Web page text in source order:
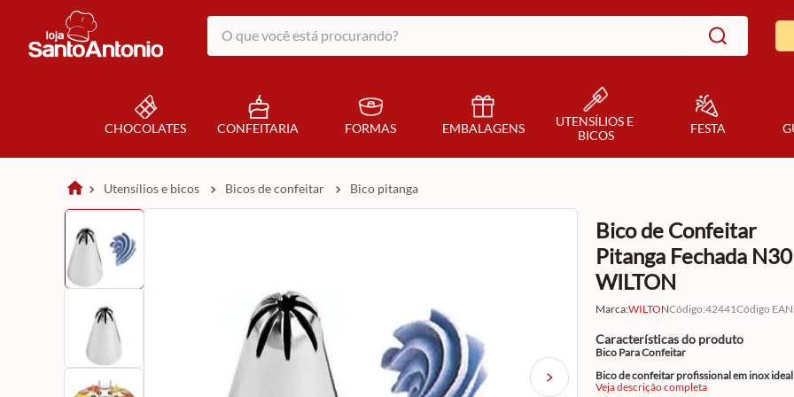
O que você está procurando?
CHOCOLATES CONFEITARIA FORMAS EMBALAGENS
UTENSÍLIOS E
BICOS
FESTA
utensílios e bicos bicos de confeitar bico pitanga
Bico de Confeitar
Pitanga Fechada N30
WILTON
Marca:WILTONCódigo:42441Código EAN
Características do produto
Bico Para Confeitar
Bico de confeitar profissional em inox
fazer maravilhosos trabalhos com chantily,
Veja descrição completa